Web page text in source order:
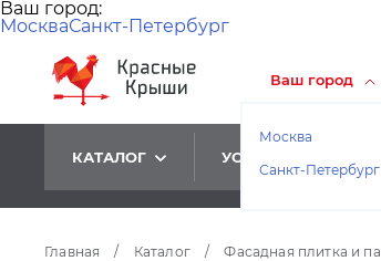
Ваш город:
МоскваСанкт-Петербург
Ваш город
Москва
Санкт-Петербург
КАТАЛОГ УСЛУГИ
Главная / Каталог / Фасадная плитка и